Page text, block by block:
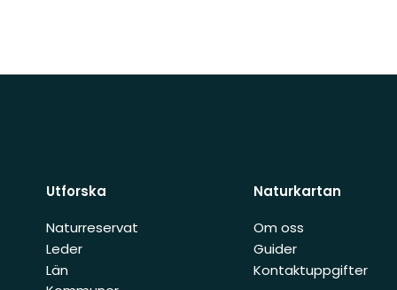
Utforska
Naturreservat
Leder
Län
Naturkartan
Om oss
Guider
Kontaktuppgifter